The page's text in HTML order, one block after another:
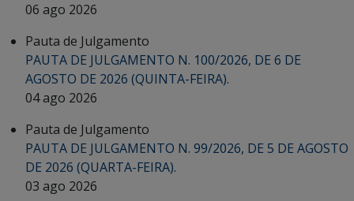
06 ago 2026
Pauta de Julgamento
PAUTA DE JULGAMENTO N. 100/2026, DE 6 DE
AGOSTO DE 2026 (QUINTA-FEIRA).
04 ago 2026
Pauta de Julgamento
PAUTA DE JULGAMENTO N. 99/2026, DE 5 DE AGOSTO
DE 2026 (QUARTA-FEIRA).
03 ago 2026